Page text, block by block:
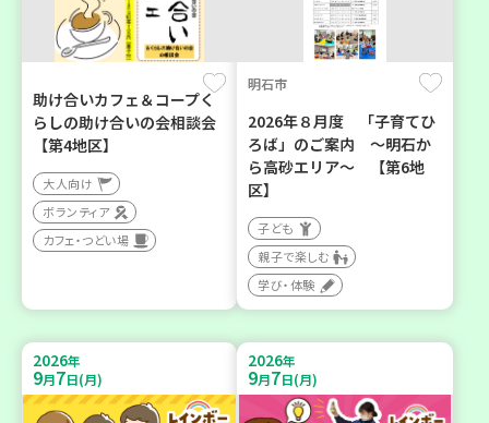
助け合いカフェ＆コープく
らしの助け合いの会相談会
【第4地区】
大人向け
ボランティア
カフェ・つどい場
明石市
2026年８月度 「子育てひ
ろば」のご案内 ～明石か
ら高砂エリア～ 【第6地
区】
子ども
親子で楽しむ
学び・体験
2026年
9月7日(月)
2026年
9月7日(月)